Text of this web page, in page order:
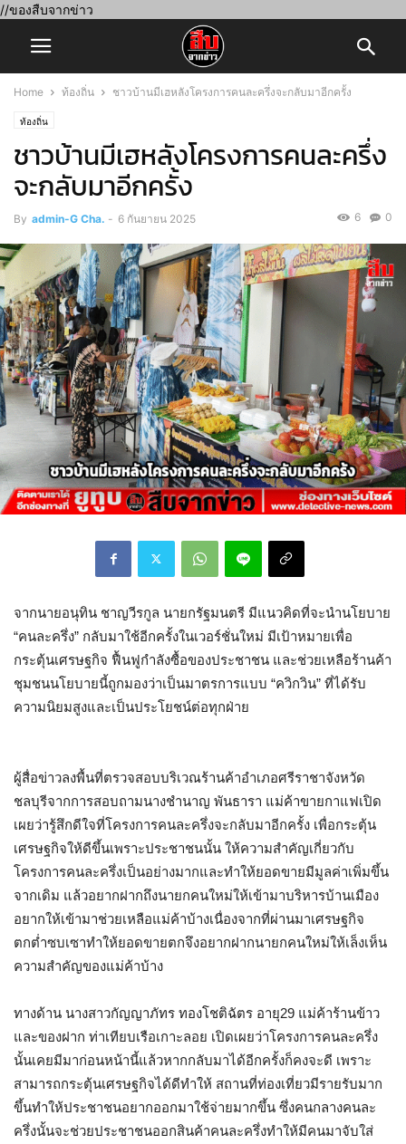
//ของสืบจากข่าว
Home ท้องถิ่น ชาวบ้านมีเฮหลังโครงการคนละครึ่งจะกลับมาอีกครั้ง
ท้องถิ่น
ชาวบ้านมีเฮหลังโครงการคนละครึ่ง
จะกลับมาอีกครั้ง
By admin-G Cha. - 6 กันยายน 2025 0
6
จากนายอนุทิน ชาญวีรกูล นายกรัฐมนตรี มีแนวคิดที่จะนำนโยบาย
“คนละครึ่ง” กลับมาใช้อีกครั้งในเวอร์ชั่นใหม่ มีเป้าหมายเพื่อ
กระตุ้นเศรษฐกิจ ฟื้นฟูกำลังซื้อของประชาชน และช่วยเหลือร้านค้า
ชุมชนนโยบายนี้ถูกมองว่าเป็นมาตรการแบบ “ควิกวิน” ที่ได้รับ
ความนิยมสูงและเป็นประโยชน์ต่อทุกฝ่าย
ผู้สื่อข่าวลงพื้นที่ตรวจสอบบริเวณร้านค้าอำเภอศรีราชาจังหวัด
ชลบุรีจากการสอบถามนางชำนาญ พันธารา แม่ค้าขายกาแฟเปิด
เผยว่ารู้สึกดีใจที่โครงการคนละครึ่งจะกลับมาอีกครั้ง เพื่อกระตุ้น
เศรษฐกิจให้ดีขึ้นเพราะประชาชนนั้น ให้ความสำคัญเกี่ยวกับ
โครงการคนละครึ่งเป็นอย่างมากและทำให้ยอดขายมีมูลค่าเพิ่มขึ้น
จากเดิม แล้วอยากฝากถึงนายกคนใหม่ให้เข้ามาบริหารบ้านเมือง
อยากให้เข้ามาช่วยเหลือแม่ค้าบ้างเนื่องจากที่ผ่านมาเศรษฐกิจ
ตกต่ำซบเซาทำให้ยอดขายตกจึงอยากฝากนายกคนใหม่ให้เล็งเห็น
ความสำคัญของแม่ค้าบ้าง
ทางด้าน นางสาวกัญญาภัทร ทองโชติฉัตร อายุ29 แม่ค้าร้านข้าว
และของฝาก ท่าเทียบเรือเกาะลอย เปิดเผยว่าโครงการคนละครึ่ง
นั้นเคยมีมาก่อนหน้านี้แล้วหากกลับมาได้อีกครั้งก็คงจะดี เพราะ
สามารถกระตุ้นเศรษฐกิจได้ดีทำให้ สถานที่ท่องเที่ยวมีรายรับมาก
ขึ้นทำให้ประชาชนอยากออกมาใช้จ่ายมากขึ้น ซึ่งคนกลางคนละ
ครึ่งนั้นจะช่วยประชาชนออกสินค้าคนละครึ่งทำให้มีคนมาจับใส่